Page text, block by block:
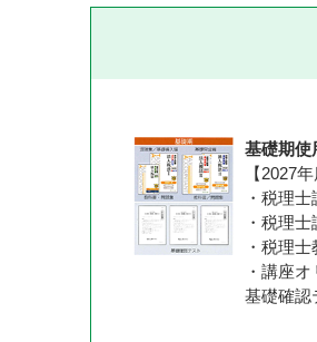
基礎期使
【2027年
・税理
・税理
・税理
・講座
基礎確認